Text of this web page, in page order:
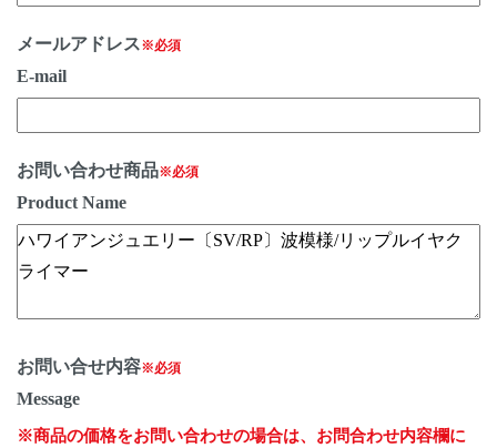
メールアドレス※必須
E-mail
お問い合わせ商品※必須
Product Name
お問い合せ内容※必須
Message
※商品の価格をお問い合わせの場合は、お問合わせ内容欄に